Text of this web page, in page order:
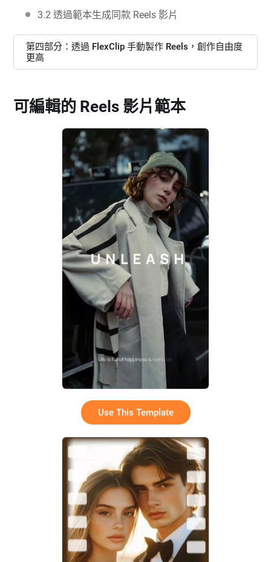
3.2 透過範本生成同款 Reels 影片
第四部分：透過 FlexClip 手動製作 Reels，創作自由度
更高
可編輯的 Reels 影片範本
Use This Template